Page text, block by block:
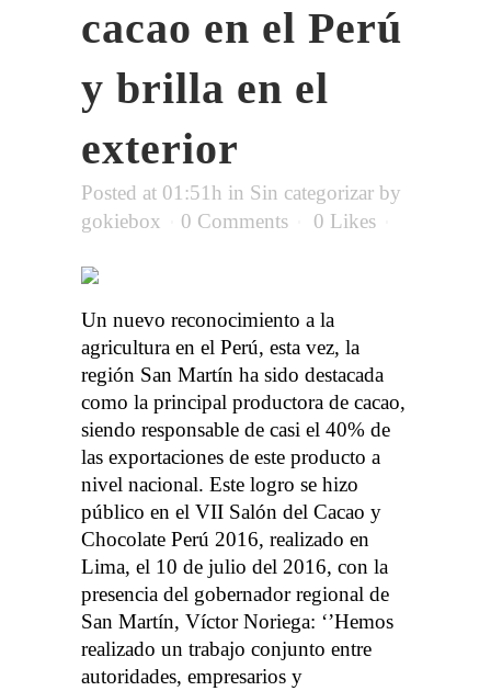
cacao en el Perú
y brilla en el
exterior
Posted at 01:51h in Sin categorizar by
gokiebox
0 Comments 0 Likes
Un nuevo reconocimiento a la
agricultura en el Perú, esta vez, la
región San Martín ha sido destacada
como la principal productora de cacao,
siendo responsable de casi el 40% de
las exportaciones de este producto a
nivel nacional. Este logro se hizo
público en el VII Salón del Cacao y
Chocolate Perú 2016, realizado en
Lima, el 10 de julio del 2016, con la
presencia del gobernador regional de
San Martín, Víctor Noriega: ‘’Hemos
realizado un trabajo conjunto entre
autoridades, empresarios y